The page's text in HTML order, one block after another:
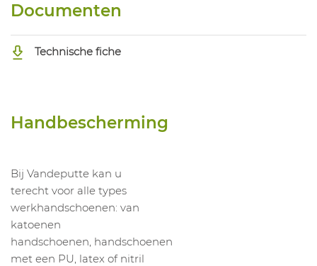
Documenten
Technische fiche
Handbescherming
Bij Vandeputte kan u
terecht voor alle types
werkhandschoenen: van
katoenen
handschoenen, handschoenen
met een PU, latex of nitril